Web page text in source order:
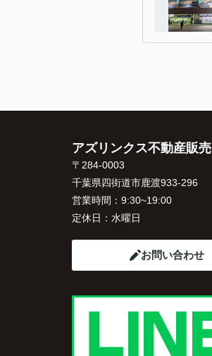
アズリンクス不動産販売
〒284-0003
千葉県四街道市鹿渡933-296
営業時間： 9:30~19:00
定休日： 水曜日
お問い合わせ